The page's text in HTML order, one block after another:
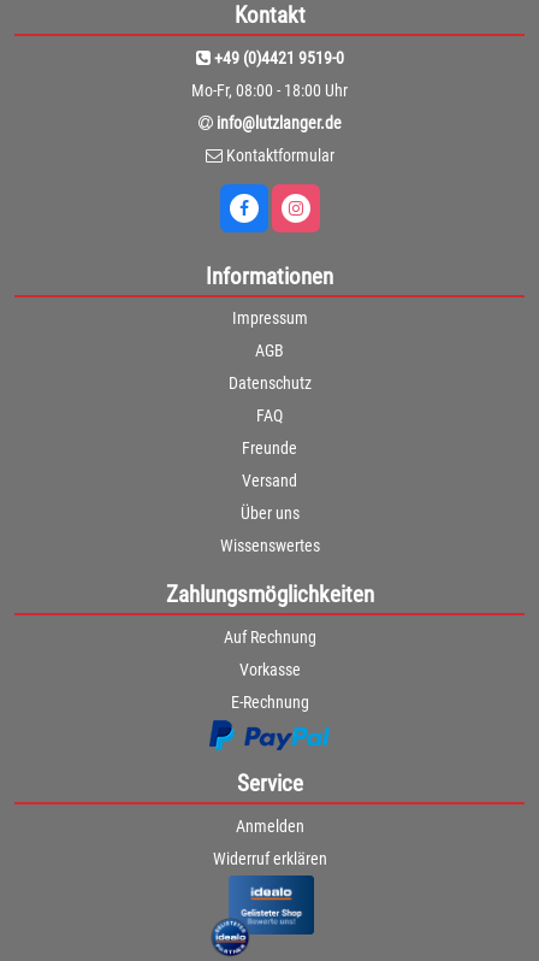
Kontakt
+49 (0)4421 9519-0
Mo-Fr, 08:00 - 18:00 Uhr
info@lutzlanger.de
Kontaktformular
Informationen
Impressum
AGB
Datenschutz
FAQ
Freunde
Versand
Über uns
Wissenswertes
Zahlungsmöglichkeiten
Auf Rechnung
Vorkasse
E-Rechnung
Service
Anmelden
Widerruf erklären